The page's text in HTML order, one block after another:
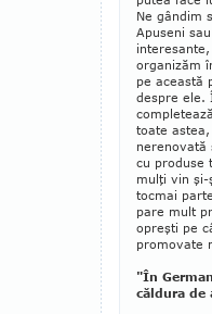
Ne gân­dim
Apuseni
organizăm
pe această
despre ele.
toate
nerenovată
cu produse
mulţi vin şi-
tocmai
pare mult
opreşti pe
promovate
"În
căldura de